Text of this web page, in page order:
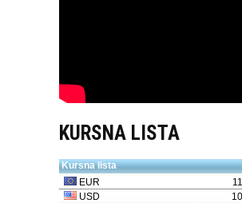
KURSNA LISTA